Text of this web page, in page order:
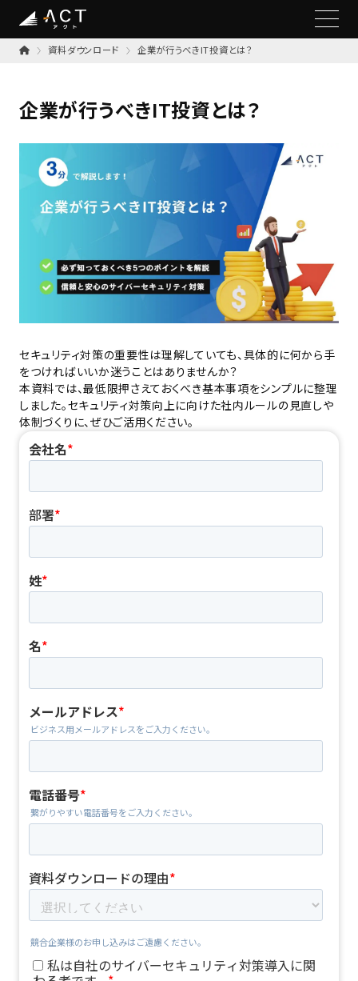
資料ダウンロード 企業が行うべきIT投資とは？
企業が行うべきIT投資とは？
セキュリティ対策の重要性は理解していても、具体的に何から手
をつければいいか迷うことはありませんか？
本資料では、最低限押さえておくべき基本事項をシンプルに整理
しました。セキュリティ対策向上に向けた社内ルールの見直しや
体制づくりに、ぜひご活用ください。